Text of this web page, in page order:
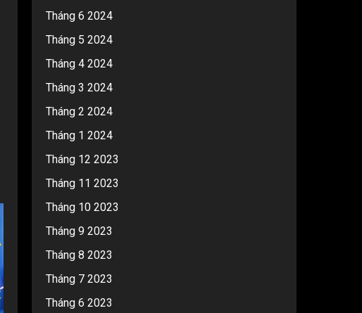
Tháng 6 2024
Tháng 5 2024
Tháng 4 2024
Tháng 3 2024
Tháng 2 2024
Tháng 1 2024
Tháng 12 2023
Tháng 11 2023
Tháng 10 2023
Tháng 9 2023
Tháng 8 2023
Tháng 7 2023
Tháng 6 2023